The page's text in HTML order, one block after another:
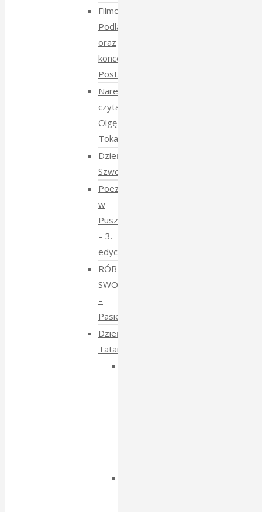
Filmowe
Podlasie
oraz
koncert
Postmana
Narewka
czyta
Olgę
Tokarczuk
Dzień
Szwedzki
Poezja
w
Puszczy
– 3.
edycja
RÓBMY
SWOJE
–
Pasieki
Dzień
Tatarski